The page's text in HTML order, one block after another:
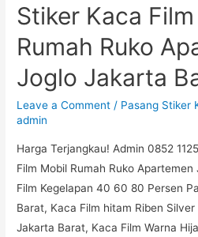
Pasang
Kaca
Film
Rumah
Apartemen
Kembangan
Selatan
Jakarta
Barat
Stiker Kaca
Rumah Ruko
Joglo Jakarta
Leave a Comment / Pasang Stiker
admin
Harga Terjangkau! Admin 0852
Film Mobil Rumah Ruko
Film Kegelapan 40 60 80 Persen
Barat, Kaca Film hitam Riben
Jakarta Barat, Kaca Film Warna